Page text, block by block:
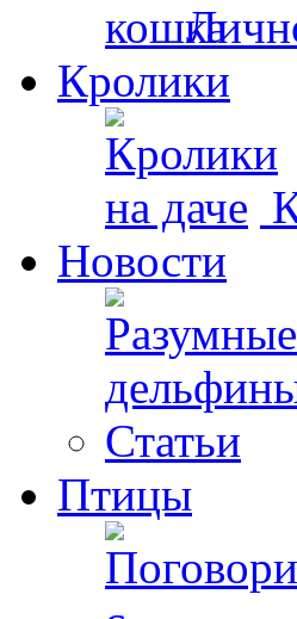
Кролики
Новости
Статьи
Птицы